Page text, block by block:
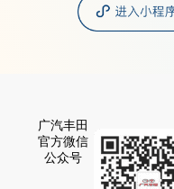
广汽丰田
官方微信
公众号